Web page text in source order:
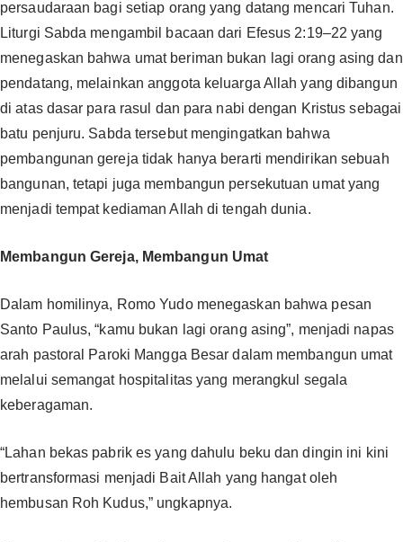
persaudaraan bagi setiap orang yang datang mencari Tuhan.
‎‎Liturgi Sabda mengambil bacaan dari Efesus 2:19–22 yang
menegaskan bahwa umat beriman bukan lagi orang asing dan
pendatang, melainkan anggota keluarga Allah yang dibangun
di atas dasar para rasul dan para nabi dengan Kristus sebagai
batu penjuru. Sabda tersebut mengingatkan bahwa
pembangunan gereja tidak hanya berarti mendirikan sebuah
bangunan, tetapi juga membangun persekutuan umat yang
menjadi tempat kediaman Allah di tengah dunia. ‎‎
Membangun Gereja, Membangun Umat
‎‎Dalam homilinya, Romo Yudo menegaskan bahwa pesan
Santo Paulus, “kamu bukan lagi orang asing”, menjadi napas
arah pastoral Paroki Mangga Besar dalam membangun umat
melalui semangat hospitalitas yang merangkul segala
keberagaman.‎‎
“Lahan bekas pabrik es yang dahulu beku dan dingin ini kini
bertransformasi menjadi Bait Allah yang hangat oleh
hembusan Roh Kudus,” ungkapnya.‎‎